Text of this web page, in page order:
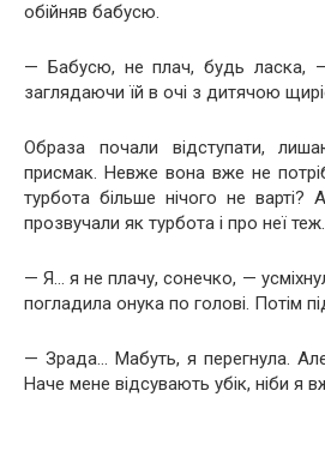
обійняв бабусю.
— Бабусю, не плач, будь ласка, —
заглядаючи їй в очі з дитячою
Образа почали відступати,
присмак. Невже вона вже не
турбота більше нічого не
прозвучали як турбота і про неї теж.
— Я… я не плачу, сонечко, —
погладила онука по голові. Потім
— Зрада… Мабуть, я перегнула.
Наче мене відсувають убік, ніби я